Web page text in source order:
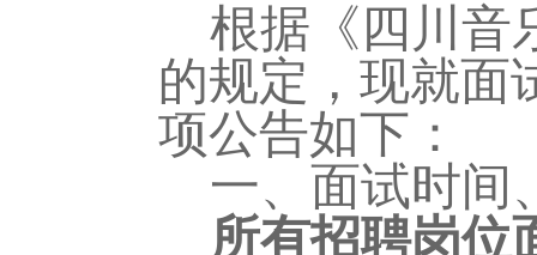
根据《四川音
的规定，现就面
项公告如下：
一、面试时间
所有招聘岗位